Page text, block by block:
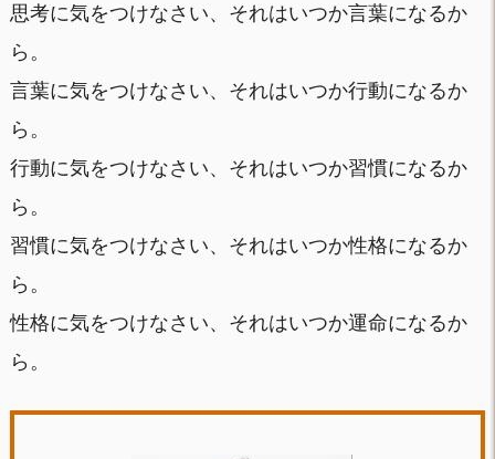
思考に気をつけなさい、それはいつか言葉になるか
ら。
言葉に気をつけなさい、それはいつか行動になるか
ら。
行動に気をつけなさい、それはいつか習慣になるか
ら。
習慣に気をつけなさい、それはいつか性格になるか
ら。
性格に気をつけなさい、それはいつか運命になるか
ら。